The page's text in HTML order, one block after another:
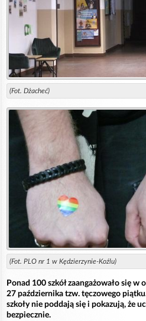
(Fot. Dżacheć)
(Fot. PLO nr 1 w Kędzierzynie-Koźlu)
Ponad 100 szkół zaangażowało się
27 października tzw. tęczowego
szkoły nie poddają się i pokazują, że
bezpiecznie.